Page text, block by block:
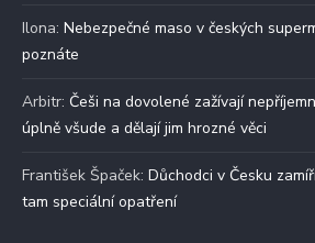
Ilona: Nebezpečné maso v českých
poznáte
Arbitr: Češi na dovolené zažívají
úplně všude a dělají jim hrozné věci
František Špaček: Důchodci v Česku
tam speciální opatření